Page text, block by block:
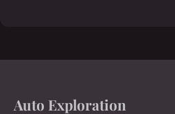
Auto Exploration